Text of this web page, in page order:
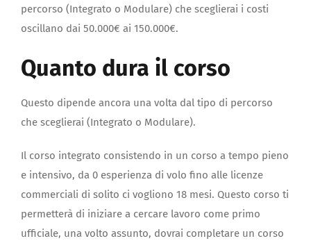
percorso (Integrato o Modulare) che sceglierai i costi
oscillano dai 50.000€ ai 150.000€.
Quanto dura il corso
Questo dipende ancora una volta dal tipo di percorso
che sceglierai (Integrato o Modulare).
Il corso integrato consistendo in un corso a tempo pieno
e intensivo, da 0 esperienza di volo fino alle licenze
commerciali di solito ci vogliono 18 mesi. Questo corso ti
permetterà di iniziare a cercare lavoro come primo
ufficiale, una volto assunto, dovrai completare un corso